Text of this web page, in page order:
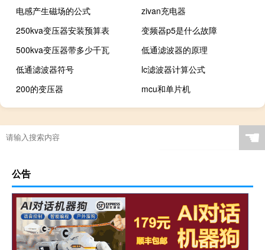
电感产生磁场的公式
zivan充电器
250kva变压器安装预算表
变频器p5是什么故障
500kva变压器带多少千瓦
低通滤波器的原理
低通滤波器符号
lc滤波器计算公式
200的变压器
mcu和单片机
☚
公告